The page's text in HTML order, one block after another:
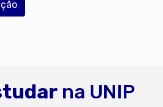
na UNIP